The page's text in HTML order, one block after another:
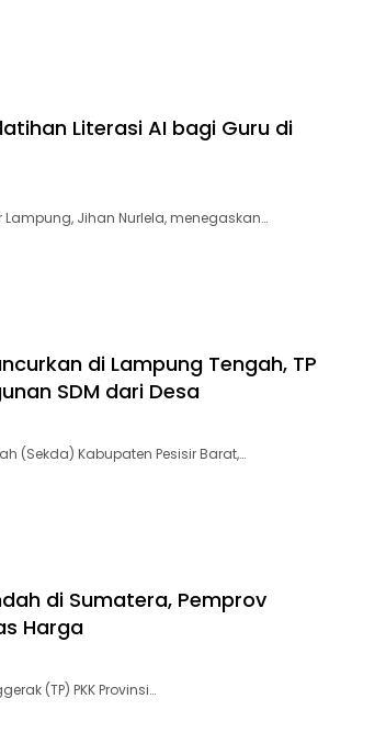
Literasi AI bagi Guru di
Lampung, Jihan Nurlela, menegaskan…
di Lampung Tengah, TP
SDM dari Desa
(Sekda) Kabupaten Pesisir Barat,…
di Sumatera, Pemprov
Harga
(TP) PKK Provinsi…